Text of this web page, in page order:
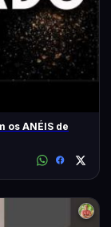
os ANÉIS de